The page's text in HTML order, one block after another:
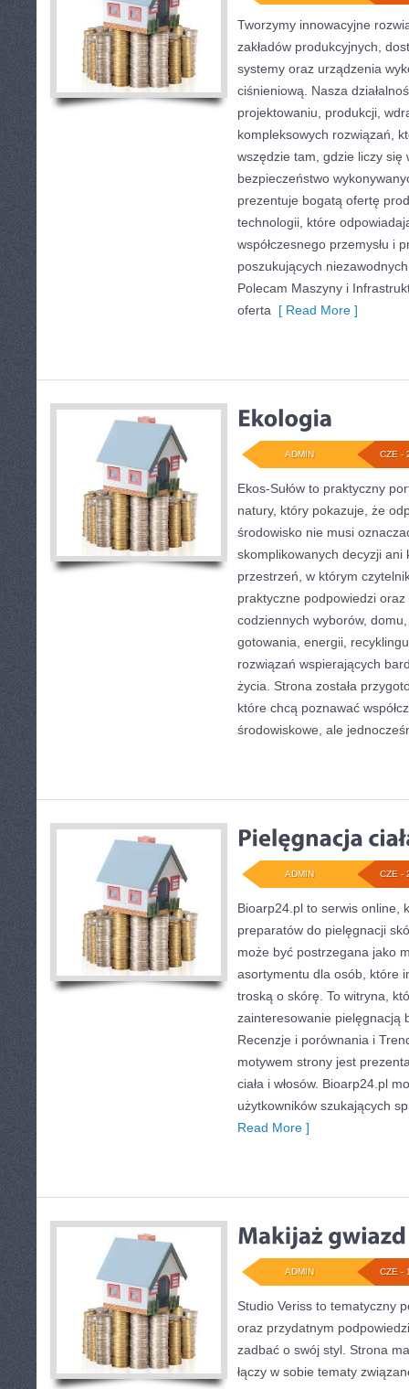
Tworzymy innowacyjne
zakładów produkcyjnych,
systemy oraz urządzenia
ciśnieniową. Nasza
projektowaniu, produkcji,
kompleksowych rozwiązań,
wszędzie tam, gdzie liczy się
bezpieczeństwo
prezentuje bogatą ofertę
technologii, które
współczesnego przemysłu i
poszukujących
Polecam Maszyny i
oferta [ Read More ]
CZE -
ADMIN
Ekos-Sułów to praktyczny
natury, który pokazuje, że
środowisko nie musi
skomplikowanych decyzji ani
przestrzeń, w którym
praktyczne podpowiedzi
codziennych wyborów,
gotowania, energii,
rozwiązań wspierających
życia. Strona została
które chcą poznawać
środowiskowe, ale
CZE -
ADMIN
Bioarp24.pl to serwis online,
preparatów do pielęgnacji
może być postrzegana jako
asortymentu dla osób, które
troską o skórę. To witryna,
zainteresowanie pielęgnacją
Recenzje i porównania i
motywem strony jest
ciała i włosów. Bioarp24.pl
użytkowników szukających
Read More ]
CZE -
ADMIN
Studio Veriss to tematyczny
oraz przydatnym
zadbać o swój styl. Strona
łączy w sobie tematy